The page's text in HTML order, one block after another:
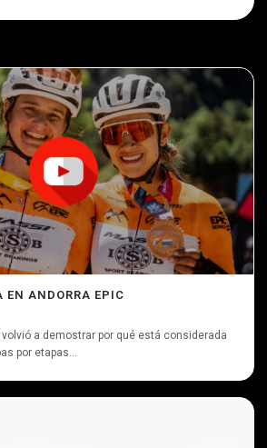
EN ANDORRA EPIC
volvió a demostrar por qué está considerada
por etapas...